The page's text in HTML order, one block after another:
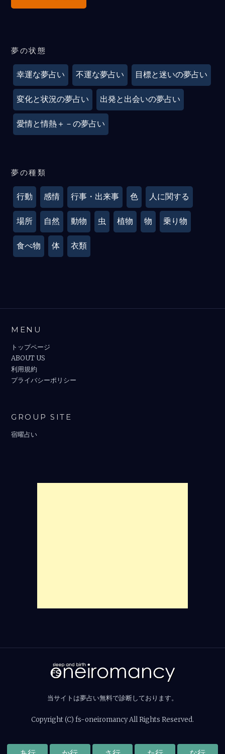
夢の状態
幸運な夢占い 不運な夢占い 目標と迷いの夢占い
変化と状況の夢占い 出発と出会いの夢占い
愛情と情熱＋－の夢占い
夢の種類
行動 感情 行事・出来事 色 人に関する
場所 自然 動物 虫 植物 物 乗り物
食べ物 体 衣類
MENU
トップページ
ABOUT US
利用規約
プライバシーポリシー
GROUP SITE
宿曜占い
当サイトは夢占い無料で診断しております。
Copyright (C) fs-oneiromancy All Rights Reserved.